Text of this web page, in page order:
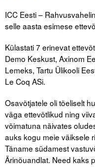
ICC Eesti –
selle aasta esimese
Külastati 7 erinevat
Demo Keskust, Axinom
Lemeks, Tartu Ülikooli
Le Coq ASi.
Osavõtjatele oli tõeliselt
väga ettevõtlikud ning
võimatuna näivates
auks kogu meie väiksele
Täname südamest
Ärinõuandlat. Need kaks